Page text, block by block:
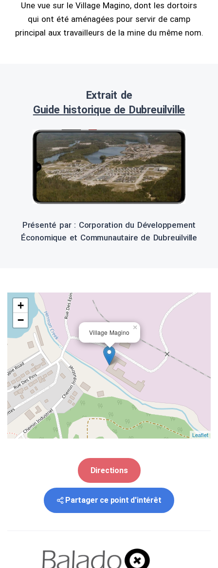
Une vue sur le Village Magino, dont les dortoirs
qui ont été aménagées pour servir de camp
principal aux travailleurs de la mine du même nom.
Extrait de
Guide historique de Dubreuilville
Présenté par : Corporation du Développement
Économique et Communautaire de Dubreuilville
Village Magino
×
+
−
Leaflet
Directions
Partager ce point d'intérêt